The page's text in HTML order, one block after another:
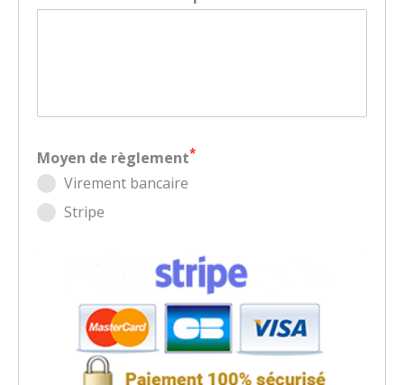
Moyen de règlement*
Virement bancaire
Stripe